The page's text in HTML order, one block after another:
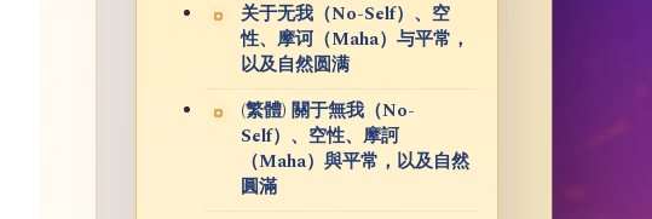
关于无我（No-Self）、空
性、摩诃（Maha）与平常，
以及自然圆满
(繁體) 關于無我（No-
Self）、空性、摩訶
（Maha）與平常，以及自然
圓滿